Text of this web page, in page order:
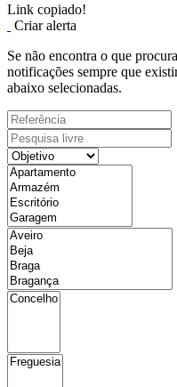
Link copiado!
Criar alerta
Se não encontra o que
notificações sempre que
abaixo selecionadas.